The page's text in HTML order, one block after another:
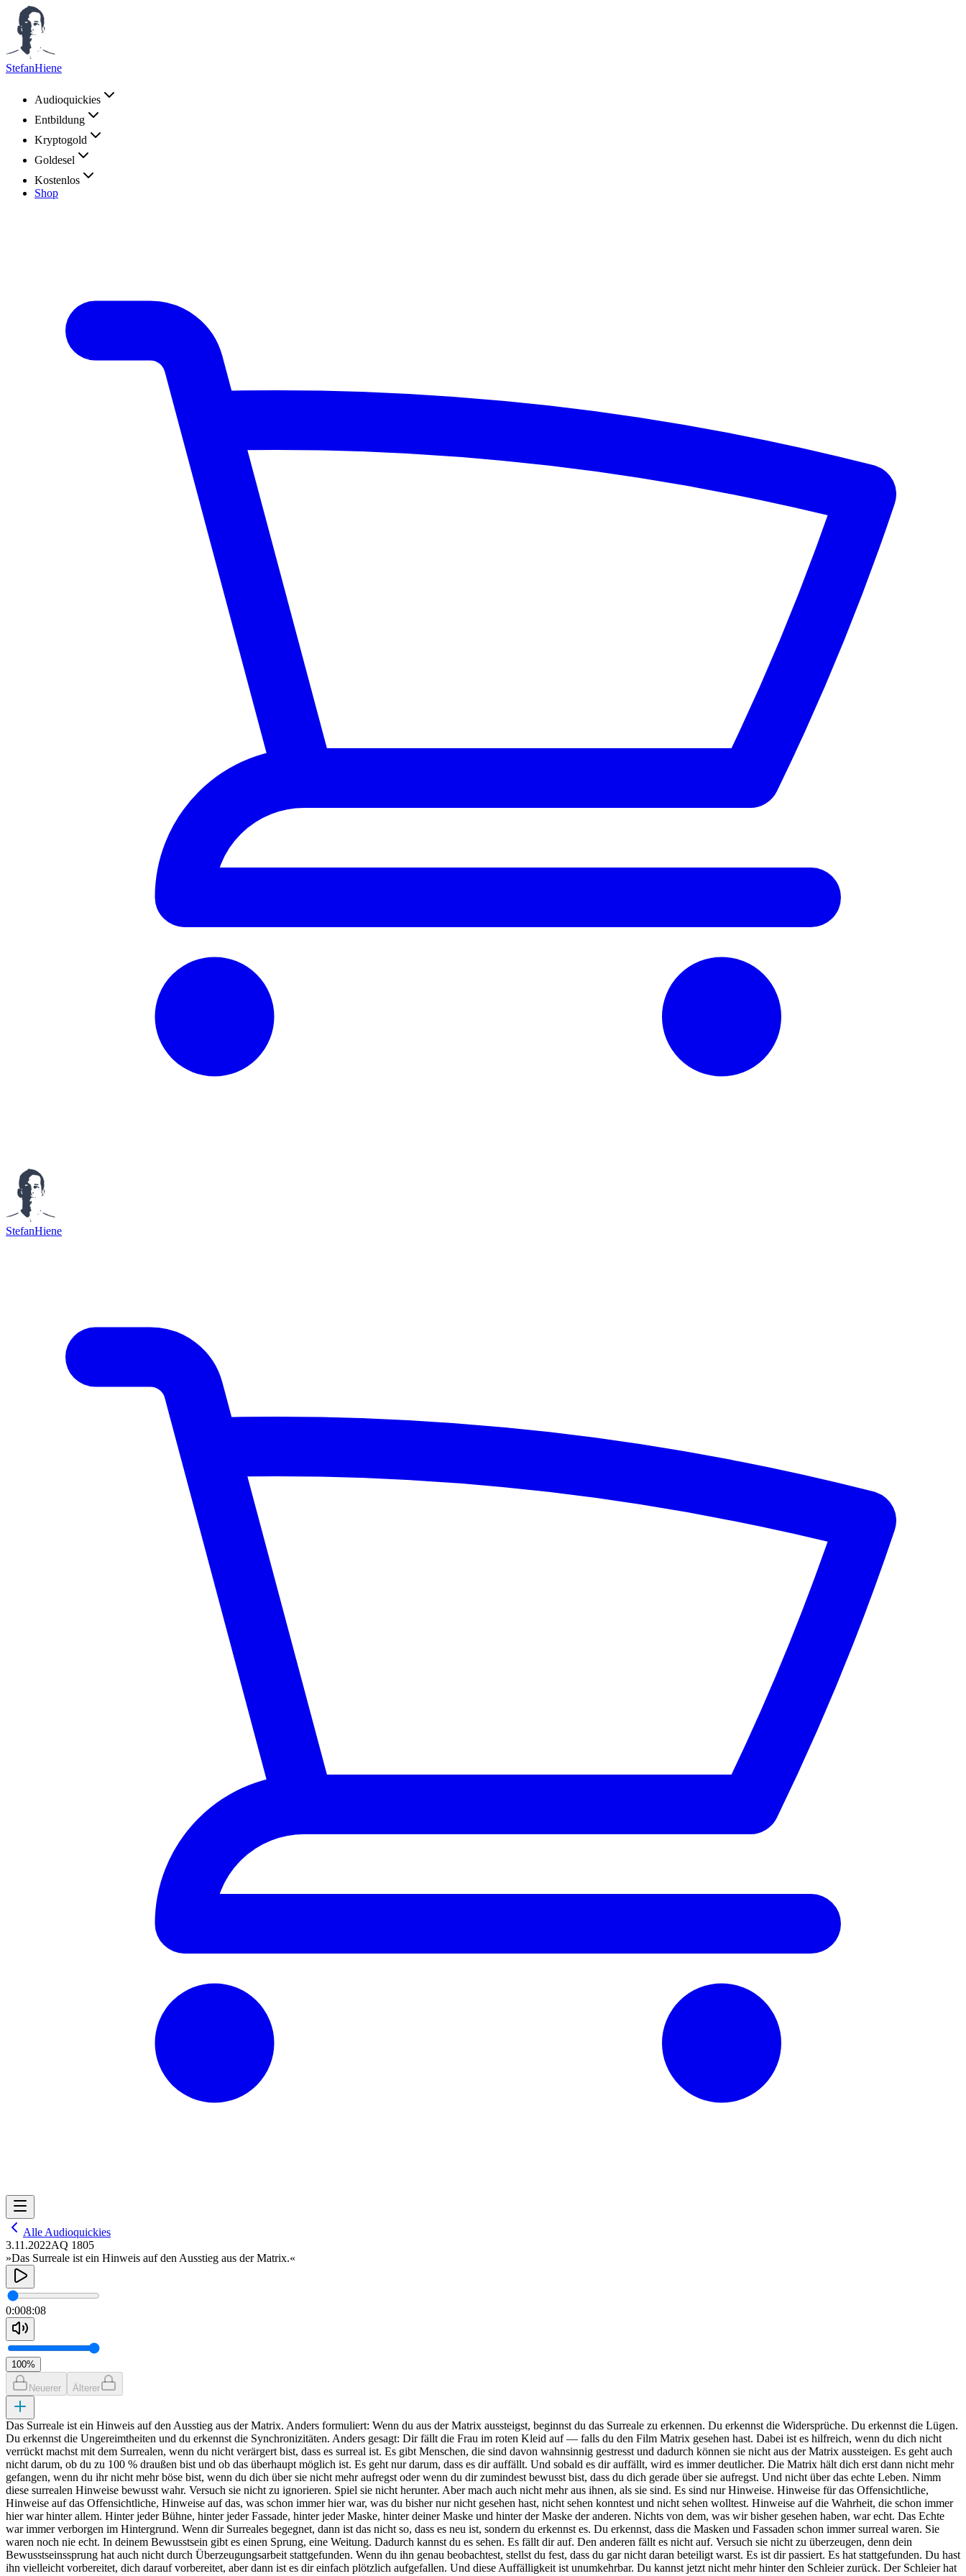
StefanHiene
Audioquickies
Entbildung
Kryptogold
Goldesel
Kostenlos
Shop
StefanHiene
Alle Audioquickies
3.11.2022AQ 1805
»Das Surreale ist ein Hinweis auf den Ausstieg aus der Matrix.«
0:008:08
100%
Neuerer Älterer
Das Surreale ist ein Hinweis auf den Ausstieg aus der Matrix. Anders formuliert: Wenn du aus der Matrix aussteigst, beginnst du das Surreale zu erkennen. Du erkennst die Widersprüche. Du erkennst die Lügen.
Du erkennst die Ungereimtheiten und du erkennst die Synchronizitäten. Anders gesagt: Dir fällt die Frau im roten Kleid auf — falls du den Film Matrix gesehen hast. Dabei ist es hilfreich, wenn du dich nicht
verrückt machst mit dem Surrealen, wenn du nicht verärgert bist, dass es surreal ist. Es gibt Menschen, die sind davon wahnsinnig gestresst und dadurch können sie nicht aus der Matrix aussteigen. Es geht auch
nicht darum, ob du zu 100 % draußen bist und ob das überhaupt möglich ist. Es geht nur darum, dass es dir auffällt. Und sobald es dir auffällt, wird es immer deutlicher. Die Matrix hält dich erst dann nicht mehr
gefangen, wenn du ihr nicht mehr böse bist, wenn du dich über sie nicht mehr aufregst oder wenn du dir zumindest bewusst bist, dass du dich gerade über sie aufregst. Und nicht über das echte Leben. Nimm
diese surrealen Hinweise bewusst wahr. Versuch sie nicht zu ignorieren. Spiel sie nicht herunter. Aber mach auch nicht mehr aus ihnen, als sie sind. Es sind nur Hinweise. Hinweise für das Offensichtliche,
Hinweise auf das Offensichtliche, Hinweise auf das, was schon immer hier war, was du bisher nur nicht gesehen hast, nicht sehen konntest und nicht sehen wolltest. Hinweise auf die Wahrheit, die schon immer
hier war hinter allem. Hinter jeder Bühne, hinter jeder Fassade, hinter jeder Maske, hinter deiner Maske und hinter der Maske der anderen. Nichts von dem, was wir bisher gesehen haben, war echt. Das Echte
war immer verborgen im Hintergrund. Wenn dir Surreales begegnet, dann ist das nicht so, dass es neu ist, sondern du erkennst es. Du erkennst, dass die Masken und Fassaden schon immer surreal waren. Sie
waren noch nie echt. In deinem Bewusstsein gibt es einen Sprung, eine Weitung. Dadurch kannst du es sehen. Es fällt dir auf. Den anderen fällt es nicht auf. Versuch sie nicht zu überzeugen, denn dein
Bewusstseinssprung hat auch nicht durch Überzeugungsarbeit stattgefunden. Wenn du ihn genau beobachtest, stellst du fest, dass du gar nicht daran beteiligt warst. Es ist dir passiert. Es hat stattgefunden. Du hast
ihn vielleicht vorbereitet, dich darauf vorbereitet, aber dann ist es dir einfach plötzlich aufgefallen. Und diese Auffälligkeit ist unumkehrbar. Du kannst jetzt nicht mehr hinter den Schleier zurück. Der Schleier hat